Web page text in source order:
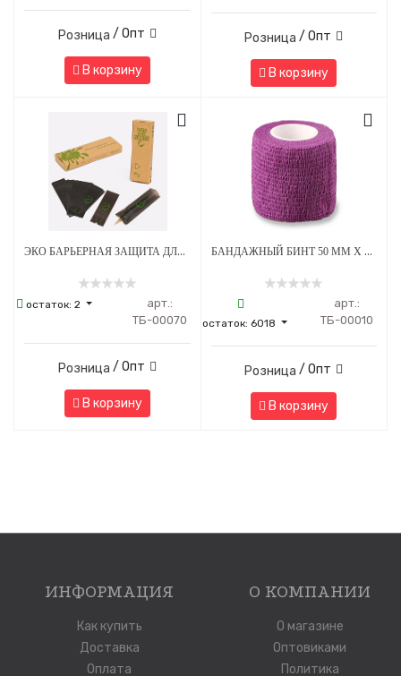
Розница / Опт
В корзину
Розница / Опт
В корзину
ЭКО БАРЬЕРНАЯ ЗАЩИТА ДЛЯ ПЕНОВ 53 Х 160 ММ - ЧЕРНАЯ
остаток:2
арт.:
ТБ-00070
Розница / Опт
В корзину
БАНДАЖНЫЙ БИНТ 50 ММ Х 4.5 М ФИОЛЕТОВЫЙ 1 ШТУКА
остаток: 6018
арт.:
ТБ-00010
Розница / Опт
В корзину
ИНФОРМАЦИЯ
Как купить
Доставка
Оплата
О КОМПАНИИ
О магазине
Оптовиками
Политика